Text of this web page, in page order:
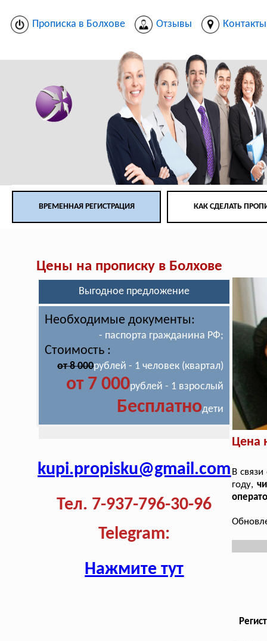
Прописка в Болхове Отзывы Контакты
ВРЕМЕННАЯ РЕГИСТРАЦИЯ КАК СДЕЛАТЬ
Цены на прописку в Болхове
Выгодное предложение
Необходимые документы:
- паспорта гражданина РФ;
Стоимость :
от 8 000рублей - 1 человек (квартал)
от 7 000рублей - 1 взрослый
Бесплатнодети
kupi.propisku@gmail.com
Тел. 7-937-796-30-96
Telegram:
Нажмите тут
Цена
В
году,